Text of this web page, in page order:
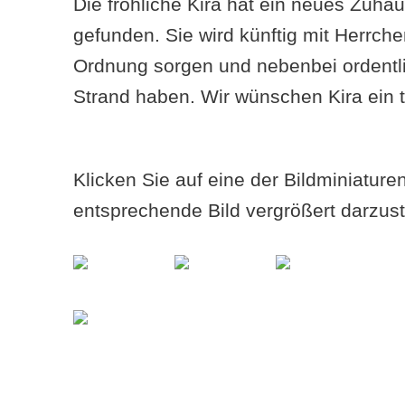
gefunden. Sie wird künftig mit
Ordnung sorgen und nebenbei
Strand haben. Wir wünschen Kira ein
Klicken Sie auf eine der
entsprechende Bild vergrößert